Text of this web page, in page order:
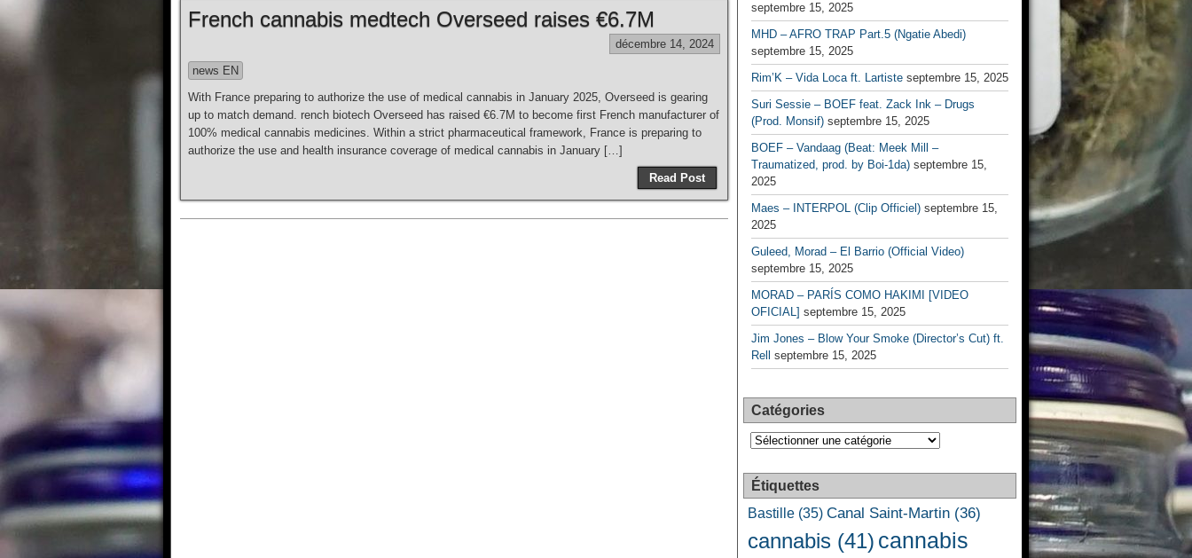
French cannabis medtech Overseed raises €6.7M
décembre 14, 2024
news EN
With France preparing to authorize the use of medical cannabis in January 2025, Overseed is gearing
up to match demand. rench biotech Overseed has raised €6.7M to become first French manufacturer of
100% medical cannabis medicines. Within a strict pharmaceutical framework, France is preparing to
authorize the use and health insurance coverage of medical cannabis in January […]
Read Post
septembre 15, 2025
MHD – AFRO TRAP Part.5 (Ngatie Abedi)
septembre 15, 2025
Rim’K – Vida Loca ft. Lartiste septembre 15, 2025
Suri Sessie – BOEF feat. Zack Ink – Drugs
(Prod. Monsif) septembre 15, 2025
BOEF – Vandaag (Beat: Meek Mill –
Traumatized, prod. by Boi-1da) septembre 15,
2025
Maes – INTERPOL (Clip Officiel) septembre 15,
2025
Guleed, Morad – El Barrio (Official Video)
septembre 15, 2025
MORAD – PARÍS COMO HAKIMI [VIDEO
OFICIAL] septembre 15, 2025
Jim Jones – Blow Your Smoke (Director’s Cut) ft.
Rell
septembre 15, 2025
Catégories
Catégories
Étiquettes
Bastille (35) Canal Saint-Martin (36)
cannabis (41) cannabis